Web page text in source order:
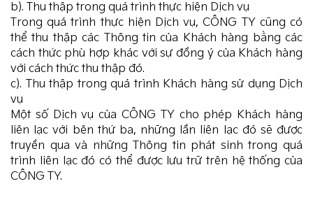
b). Thu thập trong quá trình thực hiện Dịch vụ
Trong quá trình thực hiện Dịch vụ, CÔNG TY cũng có
thể thu thập các Thông tin của Khách hàng bằng các
cách thức phù hợp khác với sự đồng ý của Khách hàng
với cách thức thu thập đó.
c). Thu thập trong quá trình Khách hàng sử dụng Dịch
vụ
Một số Dịch vụ của CÔNG TY cho phép Khách hàng
liên lạc với bên thứ ba, những lần liên lạc đó sẽ được
truyền qua và những Thông tin phát sinh trong quá
trình liên lạc đó có thể được lưu trữ trên hệ thống của
CÔNG TY.